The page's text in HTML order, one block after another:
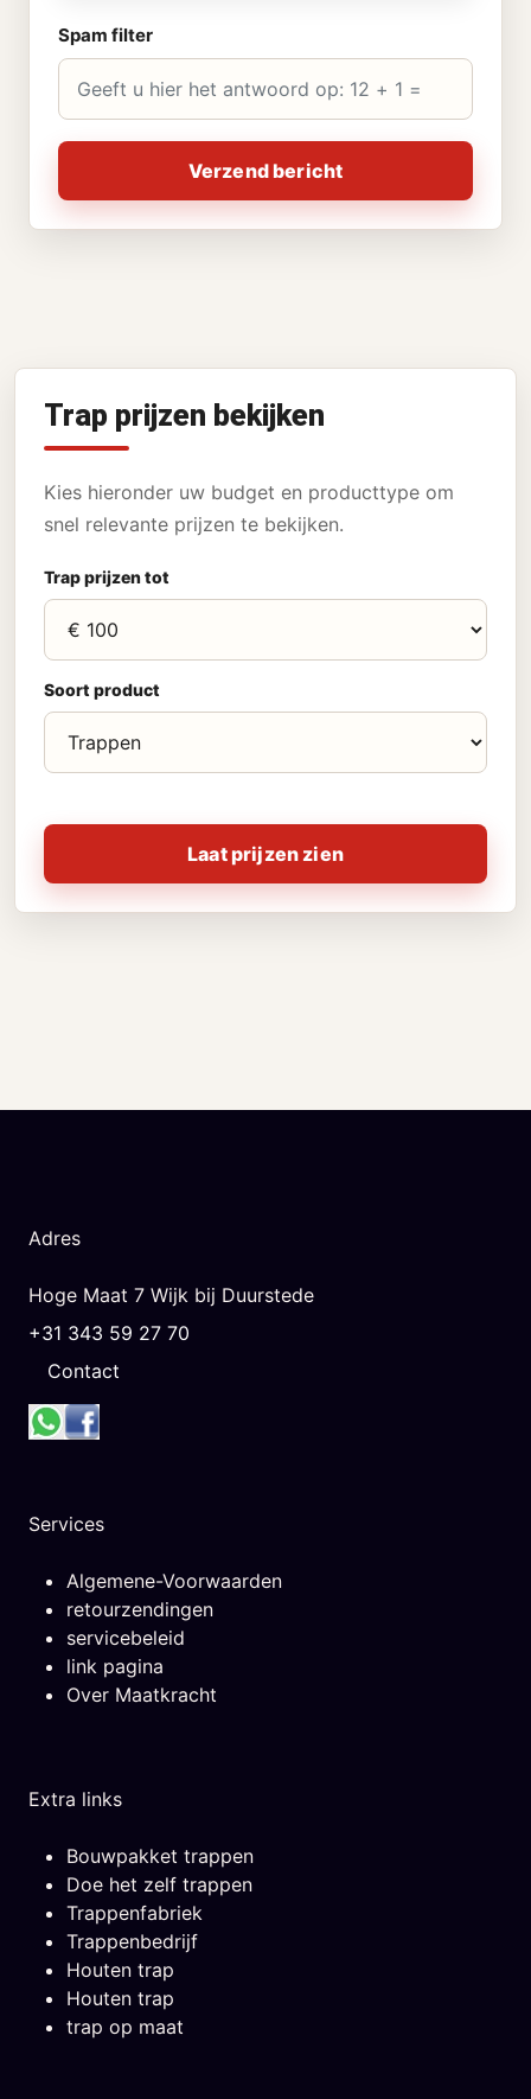
Spam filter
Verzend bericht
Trap prijzen bekijken
Kies hieronder uw budget en producttype om
snel relevante prijzen te bekijken.
Trap prijzen tot
Soort product
Adres
Hoge Maat 7 Wijk bij Duurstede
+31 343 59 27 70
Contact
Services
Algemene-Voorwaarden
retourzendingen
servicebeleid
link pagina
Over Maatkracht
Extra links
Bouwpakket trappen
Doe het zelf trappen
Trappenfabriek
Trappenbedrijf
Houten trap
Houten trap
trap op maat